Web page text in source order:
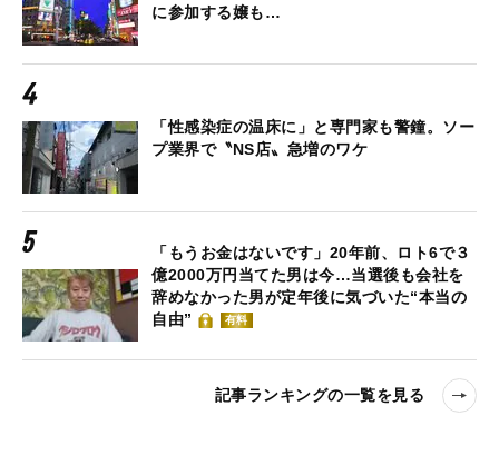
に参加する嬢も…
「性感染症の温床に」と専門家も警鐘。ソー
プ業界で〝NS店〟急増のワケ
「もうお金はないです」20年前、ロト6で３
億2000万円当てた男は今…当選後も会社を
辞めなかった男が定年後に気づいた“本当の
自由”
有料
記事ランキングの一覧を見る